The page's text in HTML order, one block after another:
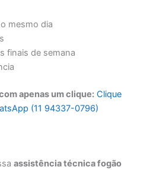
mesmo dia
finais de semana
apenas um clique: Clique
(11 94337-0796)
assistência técnica fogão